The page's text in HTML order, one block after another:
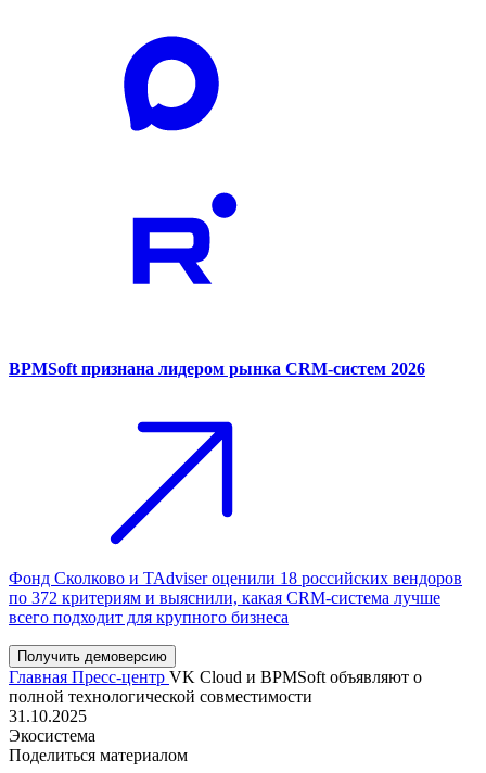
BPMSoft признана лидером рынка CRM-систем 2026
Фонд Сколково и TAdviser оценили 18 российских вендоров
по 372 критериям и выяснили, какая CRM-система лучше
всего подходит для крупного бизнеса
Получить демоверсию
Главная Пресс-центр VK Cloud и BPMSoft объявляют о
полной технологической совместимости
31.10.2025
Экосистема
Поделиться материалом